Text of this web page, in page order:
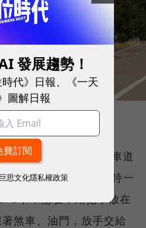
車時，當A車要切入車道
A車進入車道，並維持一
3下，駕駛不用把手放在
煞車、油門，放手交給
發展趨勢！
代》日報、《一天
圖解日報
巨思文化隱私權政策